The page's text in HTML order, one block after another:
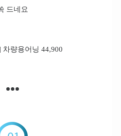
드네요
차량용어닝 44,900